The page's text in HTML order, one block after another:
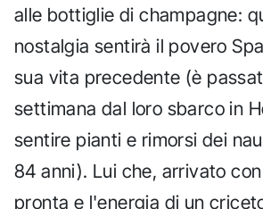
alle bottiglie di champagne:
nostalgia sentirà il povero
sua vita precedente (è
settimana dal loro sbarco in
sentire pianti e rimorsi dei
84 anni). Lui che, arrivato
pronta e l'energia di un